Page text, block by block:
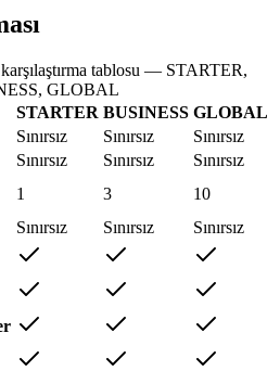
tablosu — STARTER,
GLOBAL
STARTER BUSINESS GLOBAL
Sınırsız Sınırsız
Sınırsız
Sınırsız Sınırsız
Sınırsız
1 3
10
Sınırsız Sınırsız
Sınırsız